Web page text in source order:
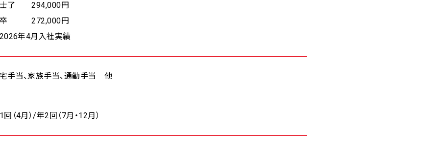
了 294,000円
卒 272,000円
年4月入社実績
手当、家族手当、通勤手当 他
回（4月）/年2回（7月・12月）